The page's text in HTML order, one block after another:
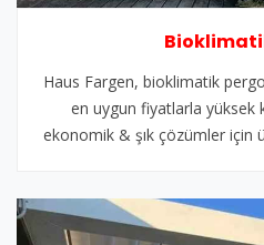
Haus Fargen, bioklimatik
en uygun fiyatlarla yüksek
ekonomik & şık çözümler için